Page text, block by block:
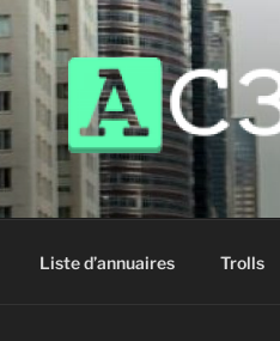
!
Liste d’annuaires Trolls